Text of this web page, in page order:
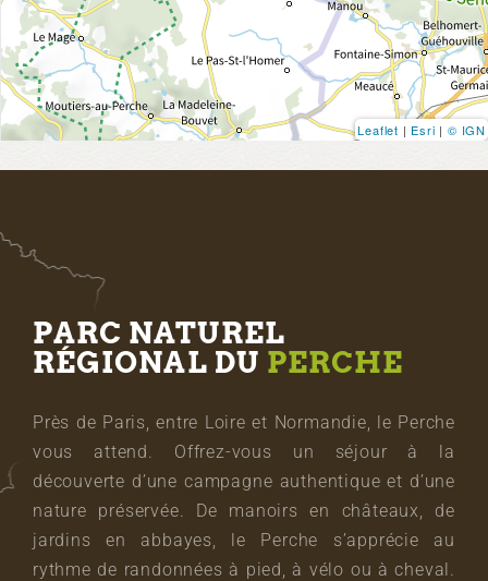
Leaflet | Esri | © IGN
PARC NATUREL
RÉGIONAL DU PERCHE
Près de Paris, entre Loire et Normandie, le Perche
vous attend. Offrez-vous un séjour à la
découverte d’une campagne authentique et d’une
nature préservée. De manoirs en châteaux, de
jardins en abbayes, le Perche s’apprécie au
rythme de randonnées à pied, à vélo ou à cheval.